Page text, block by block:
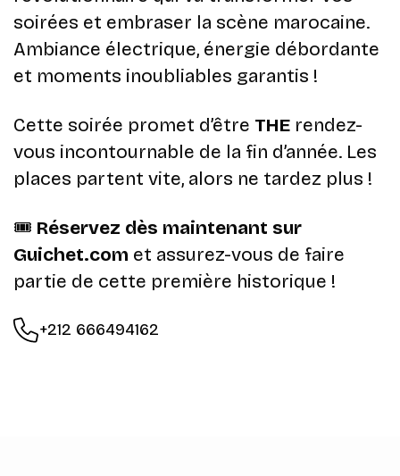
soirées et embraser la scène marocaine.
Ambiance électrique, énergie débordante
et moments inoubliables garantis !
Cette soirée promet d’être THE rendez-
vous incontournable de la fin d’année. Les
places partent vite, alors ne tardez plus !
🎟 Réservez dès maintenant sur
Guichet.com et assurez-vous de faire
partie de cette première historique !
+212 666494162